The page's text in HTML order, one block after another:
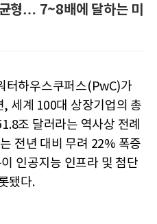
형… 7~8배에 달하는 미
터하우스쿠퍼스(PwC)가
세계 100대 상장기업의 총
조 달러라는 역사상 전례
전년 대비 무려 22% 폭증
인공지능 인프라 및 첨단
됐다.